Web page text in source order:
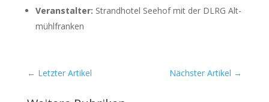
Ver­an­stal­ter: Strand­ho­tel See­hof mit der DLRG Alt­
mühl­fran­ken
← Letzter Artikel Nächster Artikel →